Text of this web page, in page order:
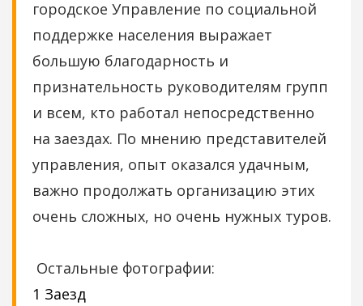
городское Управление по социальной
поддержке населения выражает
большую благодарность и
признательность руководителям групп
и всем, кто работал непосредственно
на заездах. По мнению представителей
управления, опыт оказался удачным,
важно продолжать организацию этих
очень сложных, но очень нужных туров.
Остальные фотографии:
1 Заезд